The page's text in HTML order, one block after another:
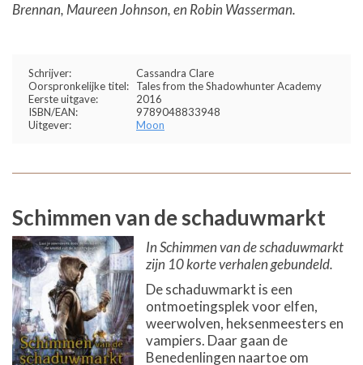
Brennan, Maureen Johnson, en Robin Wasserman.
Schrijver:
Cassandra Clare
Oorspronkelijke titel:
Tales from the Shadowhunter Academy
Eerste uitgave:
2016
ISBN/EAN:
9789048833948
Uitgever:
Moon
Schimmen van de schaduwmarkt
In Schimmen van de schaduwmarkt
zijn 10 korte verhalen gebundeld.
De schaduwmarkt is een
ontmoetingsplek voor elfen,
weerwolven, heksenmeesters en
vampiers. Daar gaan de
Benedenlingen naartoe om